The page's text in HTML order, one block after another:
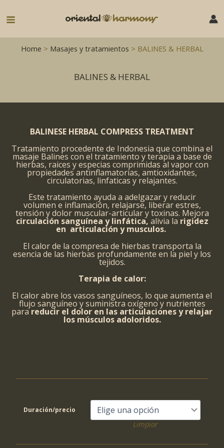
Main
Menu
Home > Masajes y tratamientos > BALINES & HERBAL
BALINES & HERBAL
BALINESE HERBAL COMPRESS TREATMENT
Tratamiento procedente de Indonesia que combina el
masaje Balines con el tratamiento y terapia a base de
hierbas, raices y especias comprimidas al vapor con
propiedades antinflamatorias, amtioxidantes,
circulatorias, linfaticas y relajantes.
Este tratamiento ayuda a adelgazar y reducir
volumen e inflamación, relajarse, liberar estres,
tensión y dolor muscular-articular y toxinas. Mejora
circulación sanguínea y linfática, alivia la rigidez
en articulación y musculos.
El calor de la compresa de hierbas transporta la
esencia de las hierbas profundamente en la piel y los
tejidos.
Terapia de calor:
El calor abre los vasos sanguíneos, lo que aumenta el
flujo sanguíneo y suministra oxígeno y nutrientes
parareducir el dolor en las articulaciones y relajar
los músculos adoloridos.
Duración/precio
Limpiar